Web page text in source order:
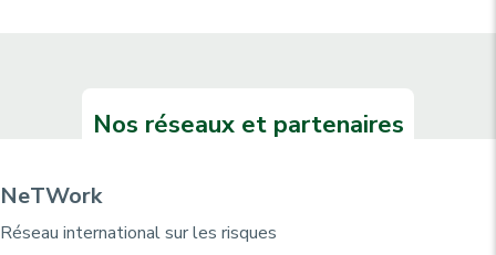
Nos réseaux et partenaires
NeTWork
Réseau international sur les risques